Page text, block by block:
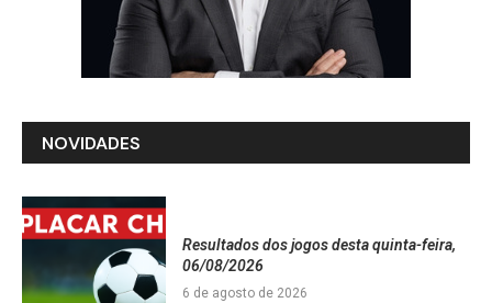
NOVIDADES
Resultados dos jogos desta quinta-feira,
06/08/2026
6 de agosto de 2026